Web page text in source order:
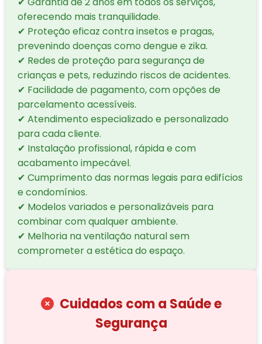
oferecendo mais tranquilidade.
✔ Proteção eficaz contra insetos e pragas,
prevenindo doenças como dengue e zika.
✔ Redes de proteção para segurança de
crianças e pets, reduzindo riscos de acidentes.
✔ Facilidade de pagamento, com opções de
parcelamento acessíveis.
✔ Atendimento especializado e personalizado
para cada cliente.
✔ Instalação profissional, rápida e com
acabamento impecável.
✔ Cumprimento das normas legais para edifícios
e condomínios.
✔ Modelos variados e personalizáveis para
combinar com qualquer ambiente.
✔ Melhoria na ventilação natural sem
comprometer a estética do espaço.
Cuidados com a Saúde e
Segurança